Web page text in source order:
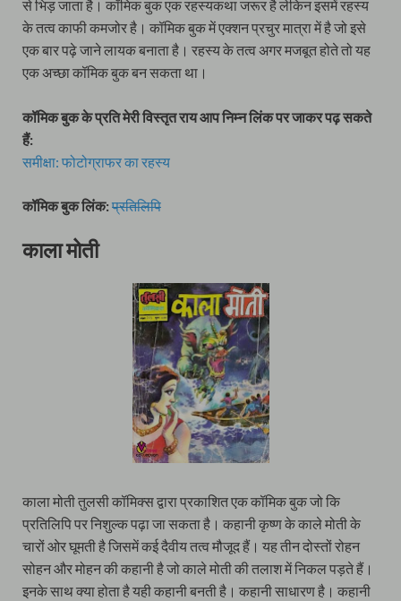
से भिड़ जाता है। कॉमिक बुक एक रहस्यकथा जरूर है लेकिन इसमें रहस्य
के तत्व काफी कमजोर है। कॉमिक बुक में एक्शन प्रचुर मात्रा में है जो इसे
एक बार पढ़े जाने लायक बनाता है। रहस्य के तत्व अगर मजबूत होते तो यह
एक अच्छा कॉमिक बुक बन सकता था।
कॉमिक बुक के प्रति मेरी विस्तृत राय आप निम्न लिंक पर जाकर पढ़ सकते
हैं:
समीक्षा: फोटोग्राफर का रहस्य
कॉमिक बुक लिंक:प्रतिलिपि
काला मोती
काला मोती तुलसी कॉमिक्स द्वारा प्रकाशित एक कॉमिक बुक जो कि
प्रतिलिपि पर निशुल्क पढ़ा जा सकता है। कहानी कृष्ण के काले मोती के
चारों ओर घूमती है जिसमें कई दैवीय तत्व मौजूद हैं। यह तीन दोस्तों रोहन
सोहन और मोहन की कहानी है जो काले मोती की तलाश में निकल पड़ते हैं।
इनके साथ क्या होता है यही कहानी बनती है। कहानी साधारण है। कहानी